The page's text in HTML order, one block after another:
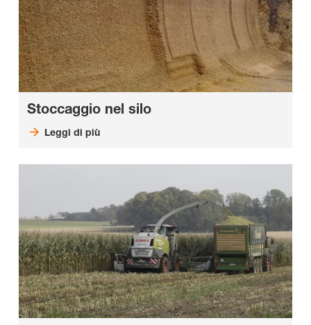
Stoccaggio nel silo
Leggi di più